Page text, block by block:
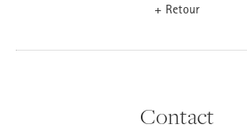
+ Retour
Contact